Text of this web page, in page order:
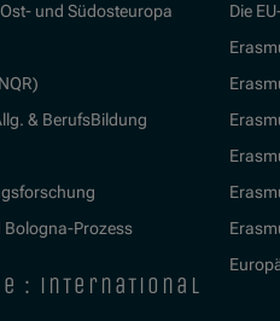
und Südosteuropa
& BerufsBildung
Prozess
Die
: international